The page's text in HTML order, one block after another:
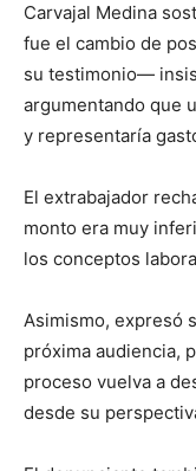
Carvajal Medina
fue el cambio de
su testimonio—
argumentando que
y representaría
El extrabajador
monto era muy
los conceptos
Asimismo, expresó
próxima audiencia,
proceso vuelva a
desde su